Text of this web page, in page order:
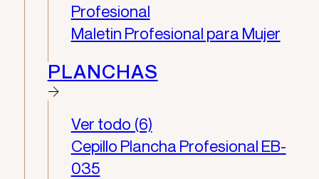
Profesional
Maletin Profesional para Mujer
PLANCHAS
Ver todo (6)
Cepillo Plancha Profesional EB-
035